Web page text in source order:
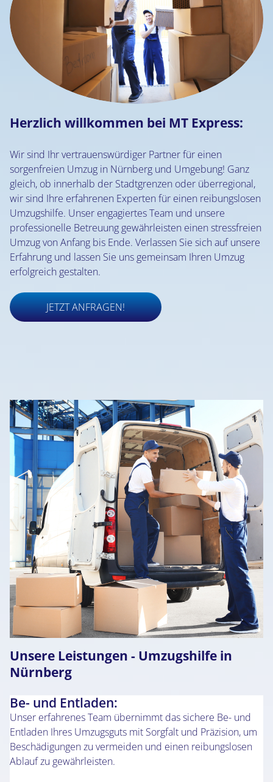
Herzlich willkommen bei MT Express:
Wir sind Ihr vertrauenswürdiger Partner für einen
sorgenfreien Umzug in Nürnberg und Umgebung! Ganz
gleich, ob innerhalb der Stadtgrenzen oder überregional,
wir sind Ihre erfahrenen Experten für einen reibungslosen
Umzugshilfe. Unser engagiertes Team und unsere
professionelle Betreuung gewährleisten einen stressfreien
Umzug von Anfang bis Ende. Verlassen Sie sich auf unsere
Erfahrung und lassen Sie uns gemeinsam Ihren Umzug
erfolgreich gestalten.
JETZT ANFRAGEN!
Unsere Leistungen - Umzugshilfe in
Nürnberg
Be- und Entladen:
Unser erfahrenes Team übernimmt das sichere Be- und
Entladen Ihres Umzugsguts mit Sorgfalt und Präzision, um
Beschädigungen zu vermeiden und einen reibungslosen
Ablauf zu gewährleisten.